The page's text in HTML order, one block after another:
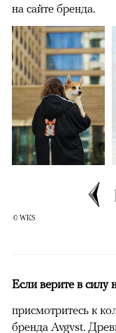
на сайте бренда.
© WKS
Если верите в силу
присмотритесь к
бренда Avgvst.